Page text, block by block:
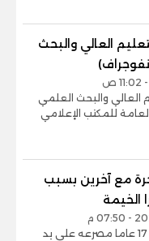
العالي والبحث
العالي والبحث العلمي
للمكتب الإعلامي
مع آخرين بسبب
الخيمة
لقى شاب يبلغ من العمر 17 عاما مصرعه على يد